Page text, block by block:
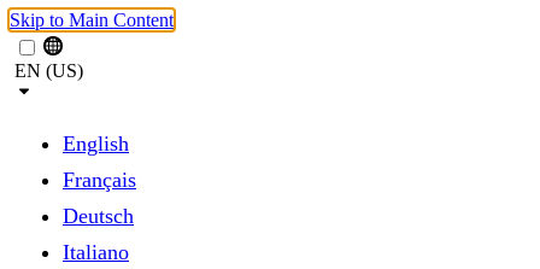
Skip to Main Content
EN (US)
English
Français
Deutsch
Italiano